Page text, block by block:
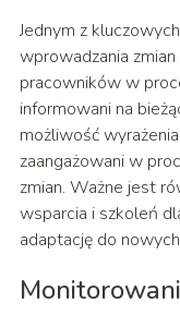
Jednym z
wprowadzania
pracowników w
informowani na
możliwość
zaangażowani w
zmian. Ważne jest
wsparcia i szkoleń
adaptację do